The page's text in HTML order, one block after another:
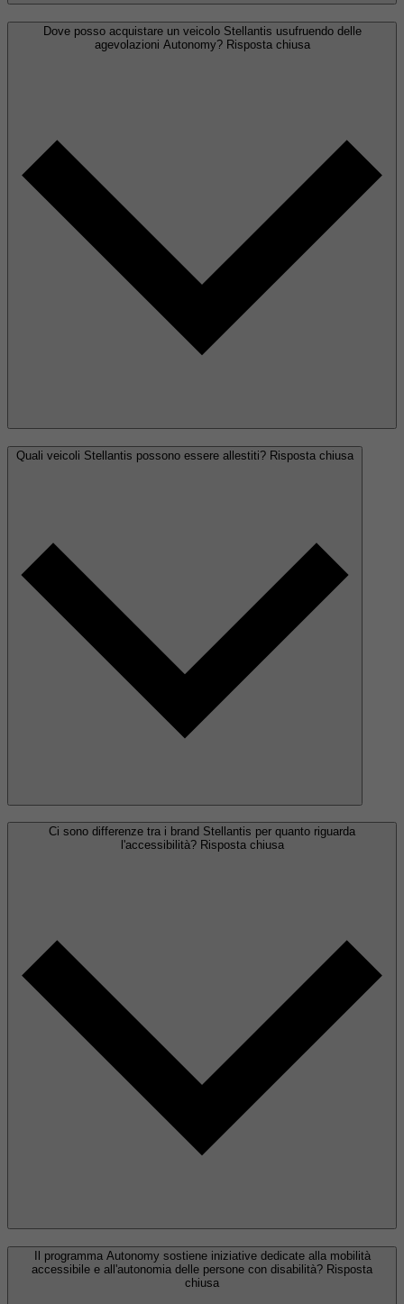
Dove posso acquistare un veicolo Stellantis usufruendo delle
agevolazioni Autonomy? Risposta chiusa
Quali veicoli Stellantis possono essere allestiti? Risposta chiusa
Ci sono differenze tra i brand Stellantis per quanto riguarda
l'accessibilità? Risposta chiusa
Il programma Autonomy sostiene iniziative dedicate alla mobilità
accessibile e all'autonomia delle persone con disabilità? Risposta
chiusa